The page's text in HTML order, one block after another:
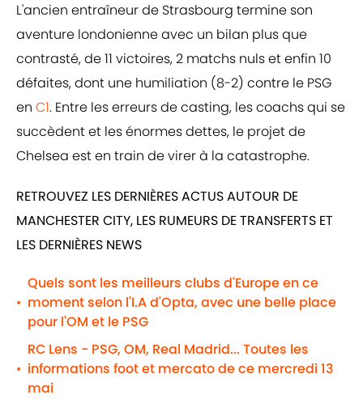
L'ancien entraîneur de Strasbourg termine son
aventure londonienne avec un bilan plus que
contrasté, de 11 victoires, 2 matchs nuls et enfin 10
défaites, dont une humiliation (8-2) contre le PSG
en C1. Entre les erreurs de casting, les coachs qui se
succèdent et les énormes dettes, le projet de
Chelsea est en train de virer à la catastrophe.
RETROUVEZ LES DERNIÈRES ACTUS AUTOUR DE
MANCHESTER CITY, LES RUMEURS DE TRANSFERTS ET
LES DERNIÈRES NEWS
•
Quels sont les meilleurs clubs d'Europe en ce
moment selon l'I.A d'Opta, avec une belle place
pour l'OM et le PSG
•
RC Lens - PSG, OM, Real Madrid... Toutes les
informations foot et mercato de ce mercredi 13
mai